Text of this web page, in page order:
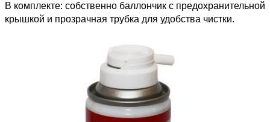
В комплекте: собственно баллончик с предохранительной
крышкой и прозрачная трубка для удобства чистки.